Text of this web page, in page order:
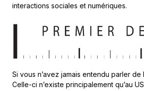
interactions sociales et numériques.
Si vous n’avez jamais entendu parler de
Celle-ci n’existe principalement qu’au